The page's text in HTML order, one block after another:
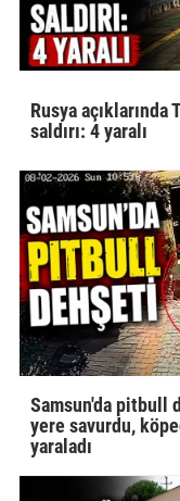
Rusya
saldırı: 4 yaralı
Samsun'da pitbull
yere savurdu,
yaraladı